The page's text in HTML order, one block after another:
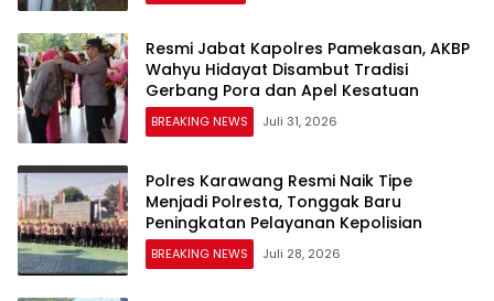
Resmi Jabat Kapolres Pamekasan, AKBP
Wahyu Hidayat Disambut Tradisi
BREAKING NEWS Juli 31, 2026
Polres Karawang Resmi Naik Tipe
Menjadi Polresta, Tonggak Baru
Peningkatan Pelayanan Kepolisian
BREAKING NEWS Juli 28, 2026